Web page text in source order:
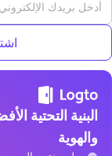
البنية التحتية
والهوية